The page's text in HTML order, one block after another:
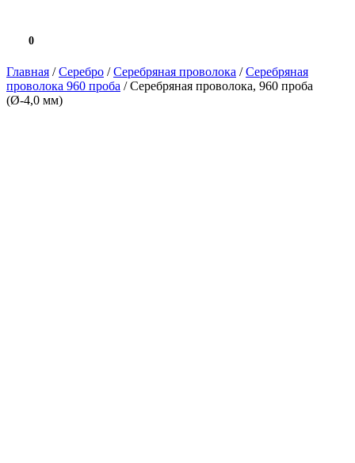
0
0.0 ₽
Главная /Серебро /Серебряная проволока /Серебряная
проволока 960 проба / Серебряная проволока, 960 проба
(Ø-4,0 мм)